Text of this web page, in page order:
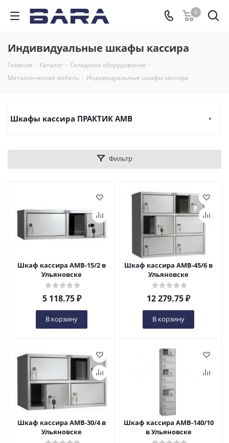
0
Индивидуальные шкафы кассира
Главная - Каталог - Складское оборудование -
Металлическая мебель - Индивидуальные шкафы кассира
Шкафы кассира ПРАКТИК AMB
Фильтр
Шкаф кассира AMB-15/2 в
Ульяновске
5 118.75₽
В корзину
Шкаф кассира AMB-45/6 в
Ульяновске
12 279.75₽
В корзину
Шкаф кассира AMB-30/4 в
Ульяновске
Шкаф кассира AMB-140/10
в Ульяновске